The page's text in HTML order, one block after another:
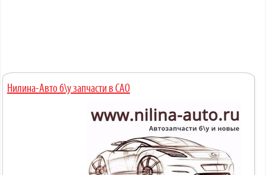
Нилина-Авто б\у запчасти в САО